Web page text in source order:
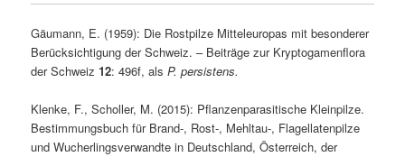
Gäumann, E. (1959): Die Rostpilze Mitteleuropas mit besonderer
Berücksichtigung der Schweiz. – Beiträge zur Kryptogamenflora
der Schweiz12: 496f, alsP. persistens.
Klenke, F., Scholler, M. (2015): Pflanzenparasitische Kleinpilze.
Bestimmungsbuch für Brand-, Rost-, Mehltau-, Flagellatenpilze
und Wucherlingsverwandte in Deutschland, Österreich, der